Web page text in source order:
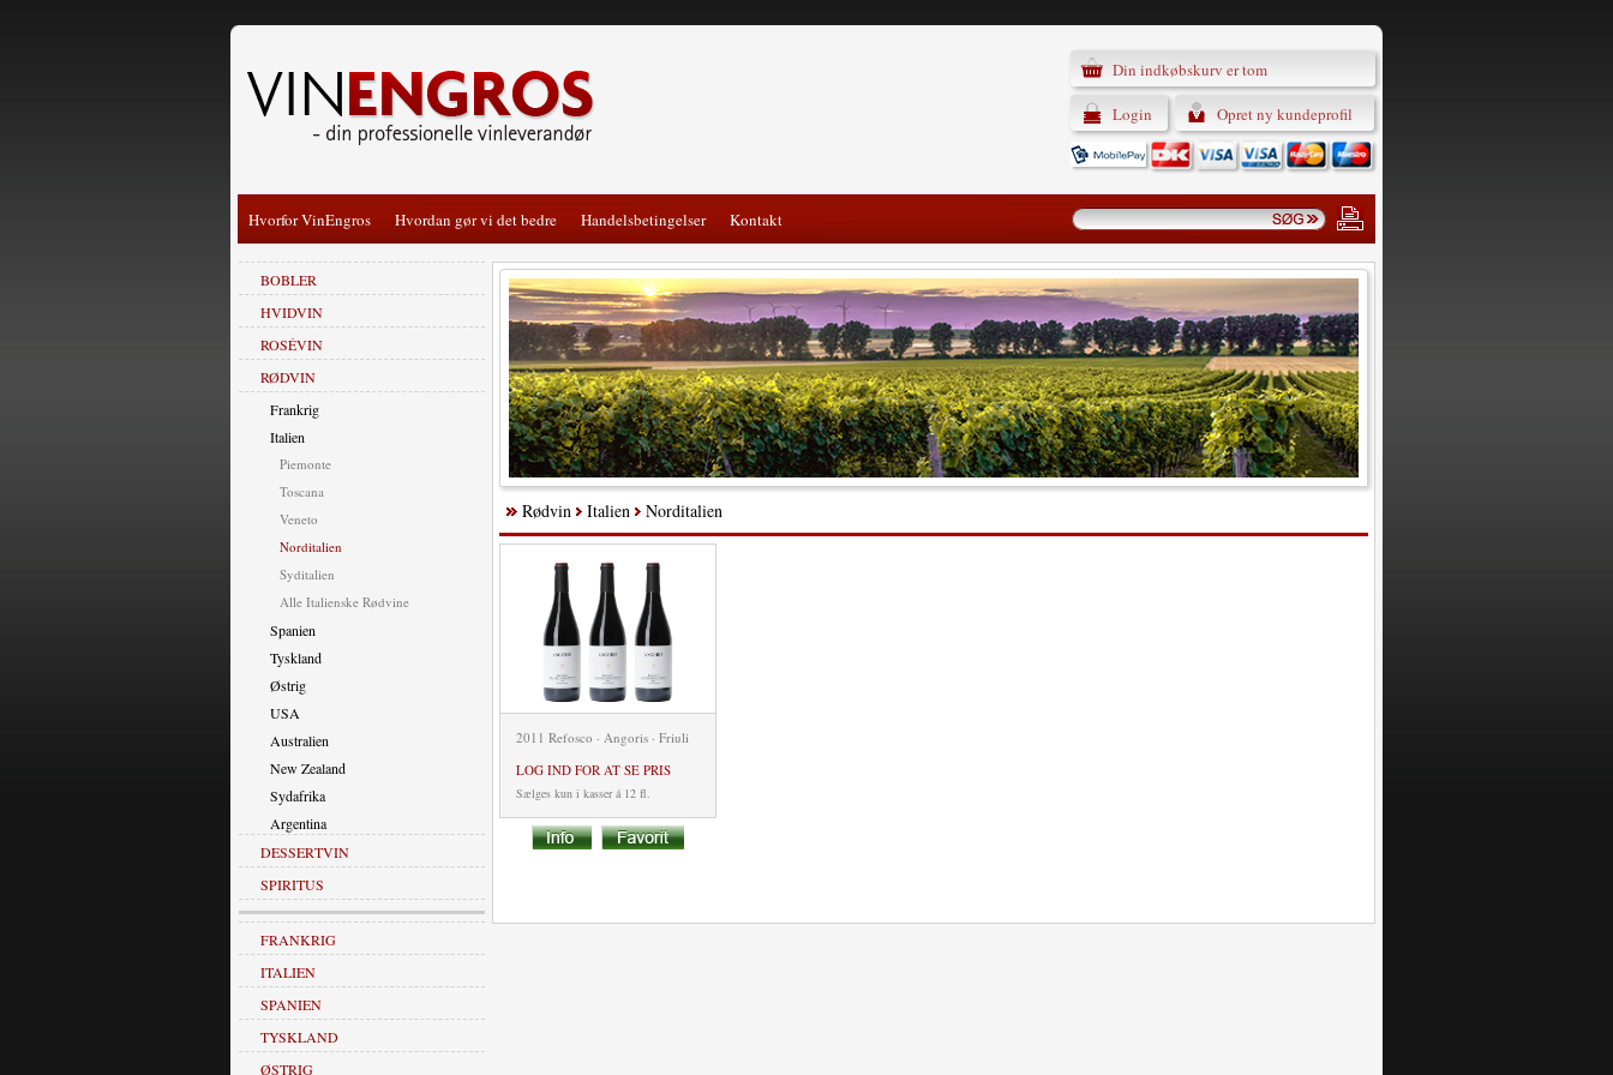
Din indkøbskurv er tom
Opret ny kundeprofil
Login
Hvorfor VinEngros Hvordan gør vi det bedre Handelsbetingelser Kontakt
BOBLER
HVIDVIN
ROSÉVIN
RØDVIN
Frankrig
Italien
Piemonte
Toscana
Veneto
Norditalien
Syditalien
Alle Italienske Rødvine
Spanien
Tyskland
Østrig
USA
Australien
New Zealand
Sydafrika
Argentina
DESSERTVIN
SPIRITUS
FRANKRIG
ITALIEN
SPANIEN
TYSKLAND
ØSTRIG
Rødvin Italien Norditalien
2011 Refosco · Angoris · Friuli
LOG IND FOR AT SE PRIS
Sælges kun i kasser á 12 fl.